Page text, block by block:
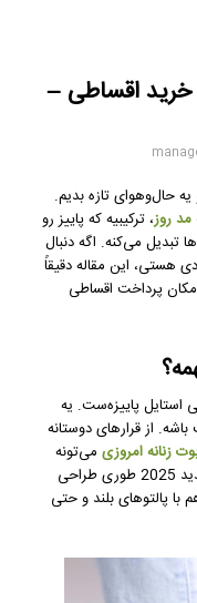
خرید اقساطی –
رو یه حال‌وهوای تازه بدیم.
مد روز، ترکیبیه که پاییز رو
می‌کنه. اگه دنبال
هستی، این مقاله دقیقاً
پرداخت اقساطی
پاییزه‌ست. یه
از قرارهای دوستانه
زنانه امروزیمی‌تونه
استایلت رو چند سطح بالاتر ببره. مدل‌های جدید 2025 طوری طراحی
پالتوهای بلند و حتی